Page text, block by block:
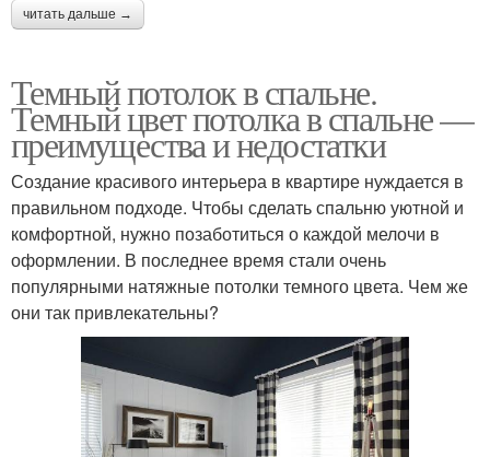
читать дальше →
Темный потолок в спальне.
Темный цвет потолка в спальне —
преимущества и недостатки
Создание красивого интерьера в квартире нуждается в
правильном подходе. Чтобы сделать спальню уютной и
комфортной, нужно позаботиться о каждой мелочи в
оформлении. В последнее время стали очень
популярными натяжные потолки темного цвета. Чем же
они так привлекательны?